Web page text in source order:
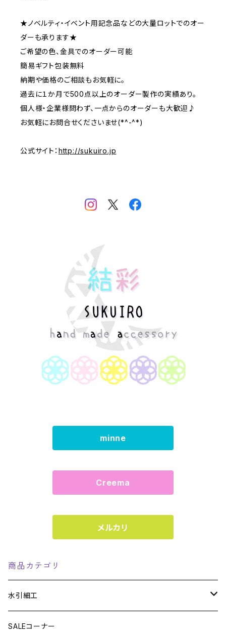
★ノベルティ・イベント用記念品などの大量ロットでのオー
ダーも承ります★
ご希望の色、金具でのオーダー可能
簡易ギフト包装無料
納期や価格のご相談もお気軽に。
過去に１か月で500点以上のオーダー製作の実績あり。
個人様・企業様問わず、一点からのオーダーも大歓迎♪
お気軽にお問合せくださいませ(*^-^*)
公式サイト： http://sukuiro.jp
minne
Creema
メルカリ
商品カテゴリ
水引細工
雑貨
SALEコーナー